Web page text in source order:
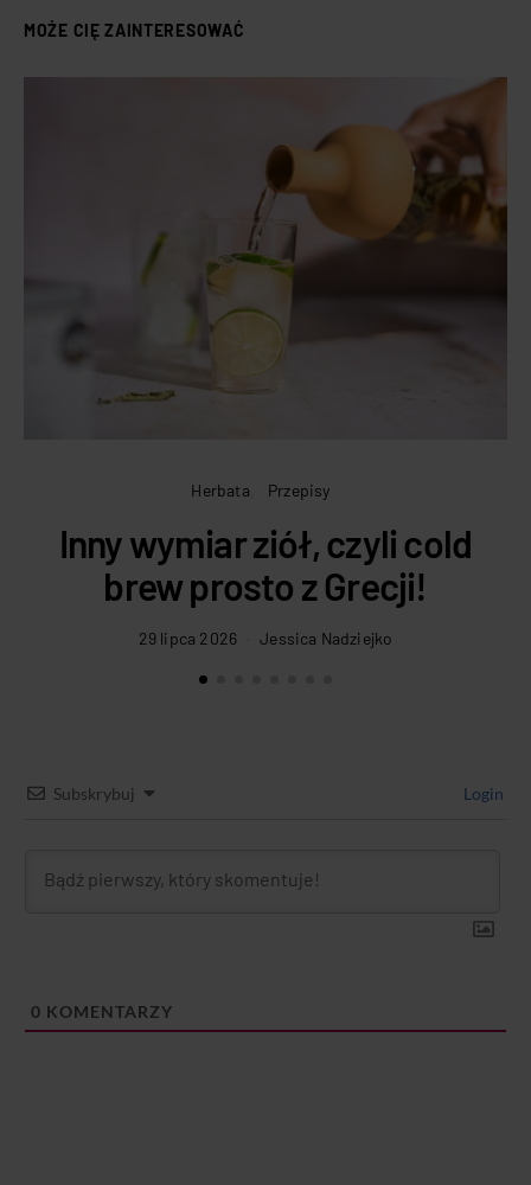
MOŻE CIĘ ZAINTERESOWAĆ
Herbata Przepisy
Inny wymiar ziół, czyli cold
brew prosto z Grecji!
29 lipca 2026 Jessica Nadziejko
Subskrybuj Login
0 KOMENTARZY